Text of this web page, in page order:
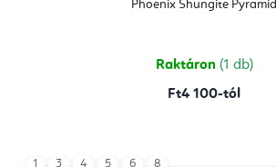
Phoenix Shungite Pyramid
Raktáron (1 db)
Ft4 100-tól
1 3 4 5 6 8